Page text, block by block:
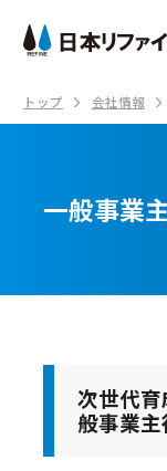
トップ 会社情報
一般事業
次世代
般事業